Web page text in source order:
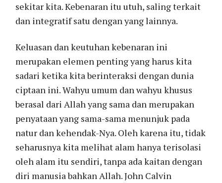
sekitar kita. Kebenaran itu utuh, saling terkait
dan integratif satu dengan yang lainnya.
Keluasan dan keutuhan kebenaran ini
merupakan elemen penting yang harus kita
sadari ketika kita berinteraksi dengan dunia
ciptaan ini. Wahyu umum dan wahyu khusus
berasal dari Allah yang sama dan merupakan
penyataan yang sama-sama menunjuk pada
natur dan kehendak-Nya. Oleh karena itu, tidak
seharusnya kita melihat alam hanya terisolasi
oleh alam itu sendiri, tanpa ada kaitan dengan
diri manusia bahkan Allah. John Calvin